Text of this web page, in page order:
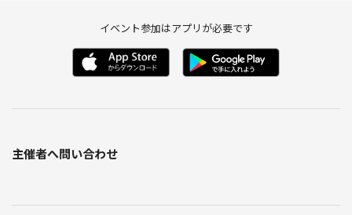
イベント参加はアプリが必要です
主催者へ問い合わせ